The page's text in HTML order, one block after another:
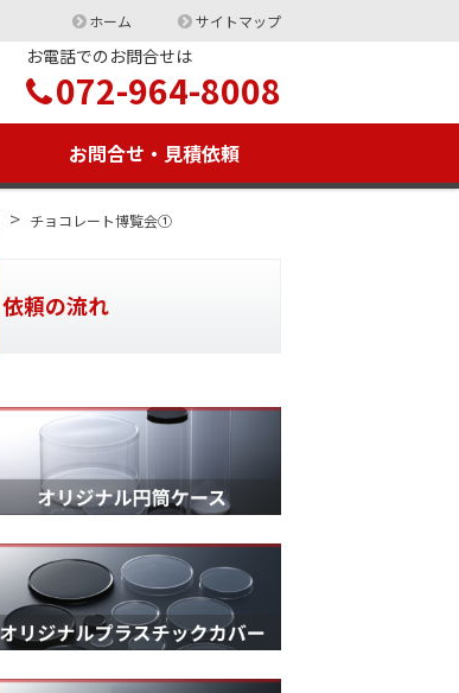
ホーム サイトマップ
お電話でのお問合せは
072-964-8008
お問合せ・見積依頼
> チョコレート博覧会①
依頼の流れ